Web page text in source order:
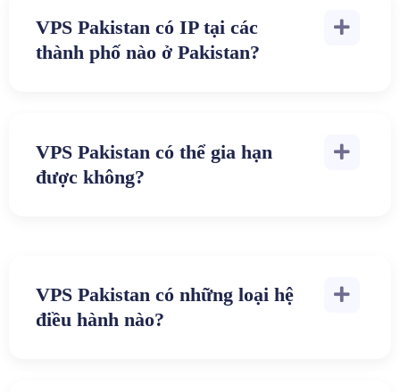
VPS Pakistan có IP tại các
thành phố nào ở Pakistan?
VPS Pakistan có thể gia hạn
được không?
VPS Pakistan có những loại hệ
điều hành nào?